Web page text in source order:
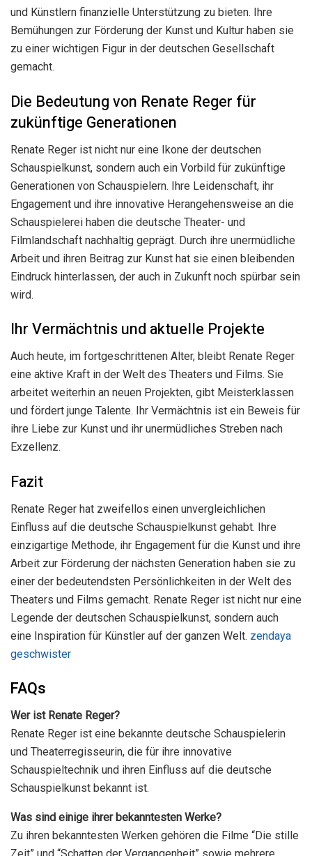
und Künstlern finanzielle Unterstützung zu bieten. Ihre
Bemühungen zur Förderung der Kunst und Kultur haben sie
zu einer wichtigen Figur in der deutschen Gesellschaft
gemacht.
Die Bedeutung von Renate Reger für
zukünftige Generationen
Renate Reger ist nicht nur eine Ikone der deutschen
Schauspielkunst, sondern auch ein Vorbild für zukünftige
Generationen von Schauspielern. Ihre Leidenschaft, ihr
Engagement und ihre innovative Herangehensweise an die
Schauspielerei haben die deutsche Theater- und
Filmlandschaft nachhaltig geprägt. Durch ihre unermüdliche
Arbeit und ihren Beitrag zur Kunst hat sie einen bleibenden
Eindruck hinterlassen, der auch in Zukunft noch spürbar sein
wird.
Ihr Vermächtnis und aktuelle Projekte
Auch heute, im fortgeschrittenen Alter, bleibt Renate Reger
eine aktive Kraft in der Welt des Theaters und Films. Sie
arbeitet weiterhin an neuen Projekten, gibt Meisterklassen
und fördert junge Talente. Ihr Vermächtnis ist ein Beweis für
ihre Liebe zur Kunst und ihr unermüdliches Streben nach
Exzellenz.
Fazit
Renate Reger hat zweifellos einen unvergleichlichen
Einfluss auf die deutsche Schauspielkunst gehabt. Ihre
einzigartige Methode, ihr Engagement für die Kunst und ihre
Arbeit zur Förderung der nächsten Generation haben sie zu
einer der bedeutendsten Persönlichkeiten in der Welt des
Theaters und Films gemacht. Renate Reger ist nicht nur eine
Legende der deutschen Schauspielkunst, sondern auch
eine Inspiration für Künstler auf der ganzen Welt. zendaya
geschwister
FAQs
Wer ist Renate Reger?
Renate Reger ist eine bekannte deutsche Schauspielerin
und Theaterregisseurin, die für ihre innovative
Schauspieltechnik und ihren Einfluss auf die deutsche
Schauspielkunst bekannt ist.
Was sind einige ihrer bekanntesten Werke?
Zu ihren bekanntesten Werken gehören die Filme “Die stille